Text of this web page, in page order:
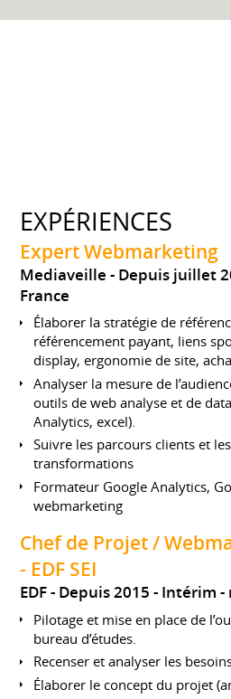
EXPÉRIENCES
Expert Webmarketing
Mediaveille Depuis juillet
France
Élaborer la stratégie de
référencement payant, liens
display, ergonomie de site,
Analyser la mesure de
outils de web analyse et de
Analytics, excel).
Suivre les parcours clients et
transformations
Formateur Google Analytics,
webmarketing
Chef de Projet /
- EDF SEI
EDF Depuis 2015 Intérim
Pilotage et mise en place de
bureau d’études.
Recenser et analyser les
Élaborer le concept du projet